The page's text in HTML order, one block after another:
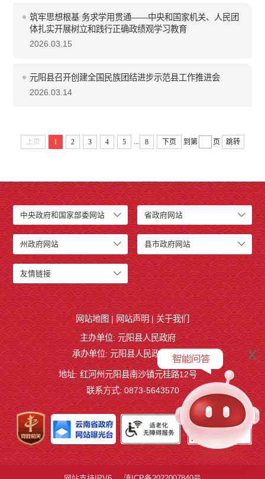
筑牢思想根基 务求学用贯通——中央和国家机关、人民团
体扎实开展树立和践行正确政绩观学习教育
2026.03.15
元阳县召开创建全国民族团结进步示范县工作推进会
2026.03.14
上页 1 2 3 4 5 8 下页 到第 页 跳转
中央政府和国家部委网站 省政府网站
州政府网站 县市政府网站
友情链接
x
网站地图 | 网站声明 | 关于我们
主办单位: 元阳县人民政府
承办单位: 元阳县人民政府办公室
地址: 红河州元阳县南沙镇元桂路12号
联系方式: 0873-5643570